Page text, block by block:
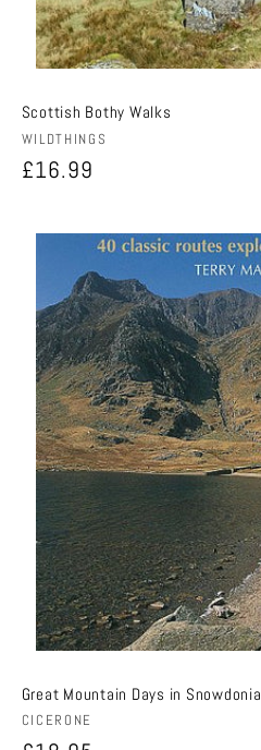
Scottish Bothy Walks
Anbieter:
WILDTHINGS
Normaler
£16.99
Great Mountain Days in Snowdonia
Anbieter:
CICERONE